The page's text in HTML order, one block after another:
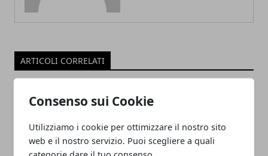
Consenso sui Cookie
Utilizziamo i cookie per ottimizzare il nostro sito
web e il nostro servizio. Puoi scegliere a quali
ARTICOLI CORRELATI